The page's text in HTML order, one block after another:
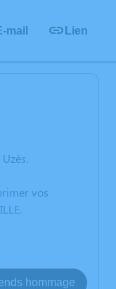
mail Lien
vos
hommage